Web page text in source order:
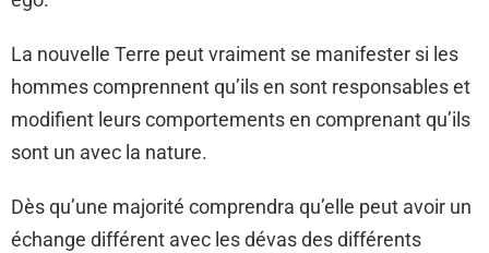
La nouvelle Terre peut vraiment se manifester si les
hommes comprennent qu’ils en sont responsables et
modifient leurs comportements en comprenant qu’ils
sont un avec la nature.
Dès qu’une majorité comprendra qu’elle peut avoir un
échange différent avec les dévas des différents